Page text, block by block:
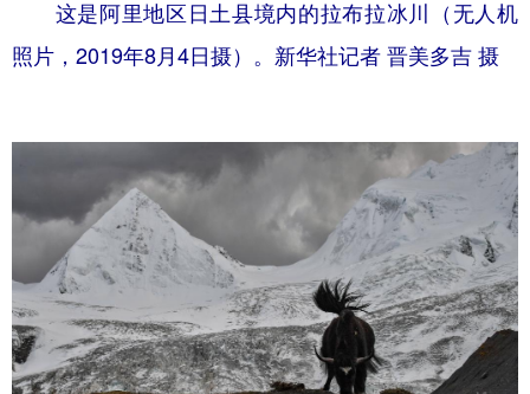
这是阿里地区日土县境内的拉布拉冰川（无人机
照片，2019年8月4日摄）。新华社记者 晋美多吉 摄